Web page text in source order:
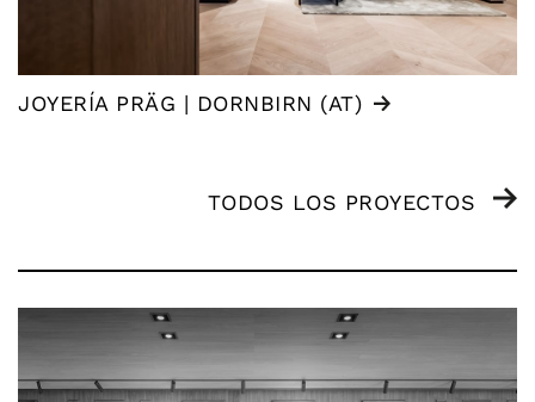
JOYERÍA PRÄG | DORNBIRN (AT)
TODOS LOS PROYECTOS